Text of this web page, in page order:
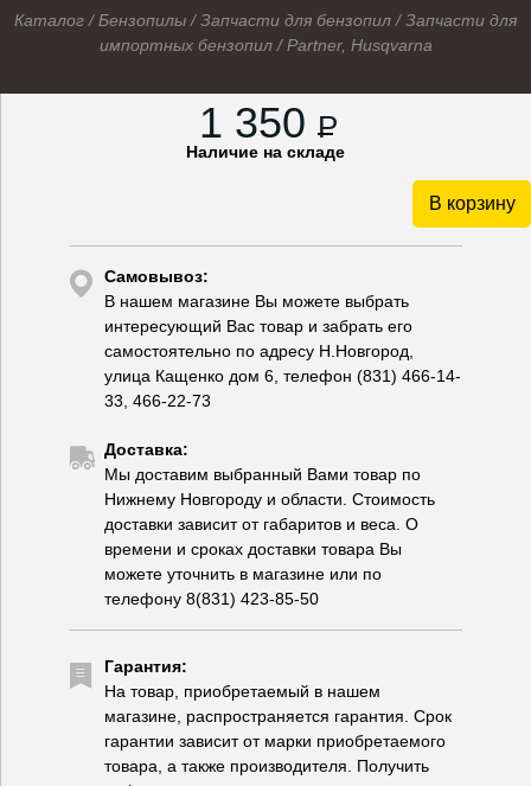
Каталог /Бензопилы /Запчасти для бензопил /Запчасти для
импортных бензопил/Partner, Husqvarna
1 350 P
Наличие на складе
В корзину
Самовывоз:
В нашем магазине Вы можете выбрать
интересующий Вас товар и забрать его
самостоятельно по адресу Н.Новгород,
улица Кащенко дом 6, телефон (831) 466-14-
33, 466-22-73
Доставка:
Мы доставим выбранный Вами товар по
Нижнему Новгороду и области. Стоимость
доставки зависит от габаритов и веса. О
времени и сроках доставки товара Вы
можете уточнить в магазине или по
телефону 8(831) 423-85-50
Гарантия:
На товар, приобретаемый в нашем
магазине, распространяется гарантия. Срок
гарантии зависит от марки приобретаемого
товара, а также производителя. Получить